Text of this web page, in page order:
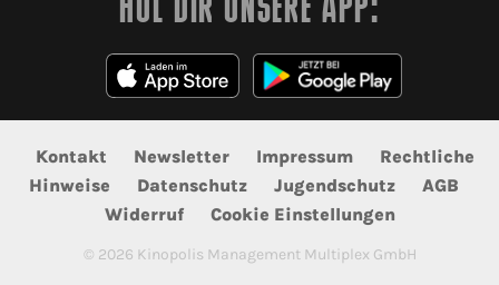
HOL DIR UNSERE APP:
Kontakt Newsletter Impressum
Rechtliche
Hinweise
Datenschutz Jugendschutz
AGB
Widerruf
Cookie Einstellungen
© 2026 Kinopolis Management Multiplex GmbH